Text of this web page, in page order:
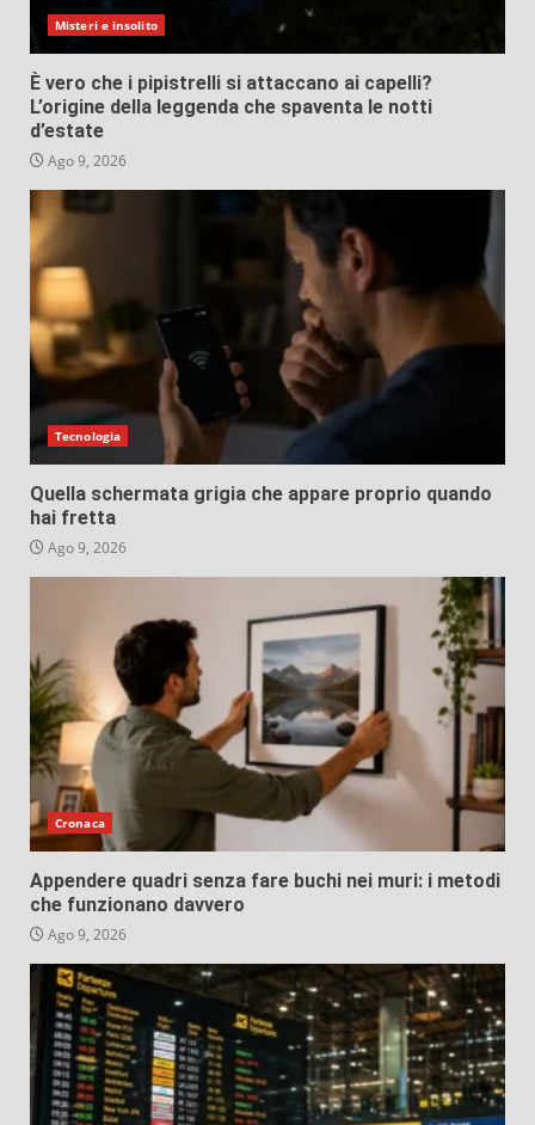
Misteri e insolito
È vero che i pipistrelli si attaccano ai capelli?
L’origine della leggenda che spaventa le notti
d’estate
Ago 9, 2026
Tecnologia
Quella schermata grigia che appare proprio quando
hai fretta
Ago 9, 2026
Cronaca
Appendere quadri senza fare buchi nei muri: i metodi
che funzionano davvero
Ago 9, 2026